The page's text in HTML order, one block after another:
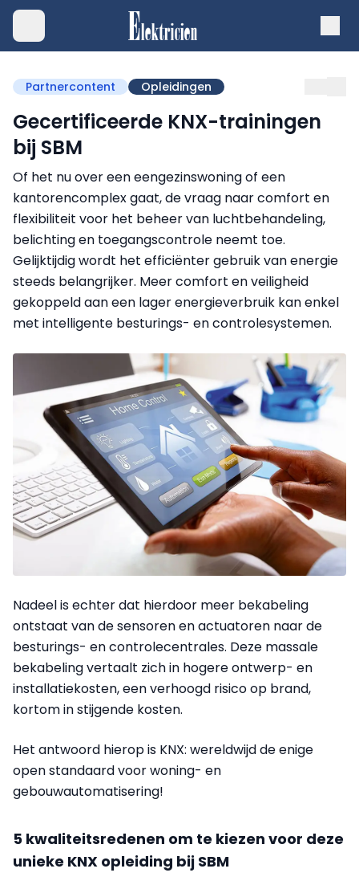
Partnercontent Opleidingen
Gecertificeerde KNX-trainingen
bij SBM
Of het nu over een eengezinswoning of een
kantorencomplex gaat, de vraag naar comfort en
flexibiliteit voor het beheer van luchtbehandeling,
belichting en toegangscontrole neemt toe.
Gelijktijdig wordt het efficiënter gebruik van energie
steeds belangrijker. Meer comfort en veiligheid
gekoppeld aan een lager energieverbruik kan enkel
met intelligente besturings- en controlesystemen.
Nadeel is echter dat hierdoor meer bekabeling
ontstaat van de sensoren en actuatoren naar de
besturings- en controlecentrales. Deze massale
bekabeling vertaalt zich in hogere ontwerp- en
installatiekosten, een verhoogd risico op brand,
kortom in stijgende kosten.
Het antwoord hierop is KNX: wereldwijd de enige
open standaard voor woning- en
gebouwautomatisering!
5 kwaliteitsredenen om te kiezen voor deze
unieke KNX opleiding bij SBM